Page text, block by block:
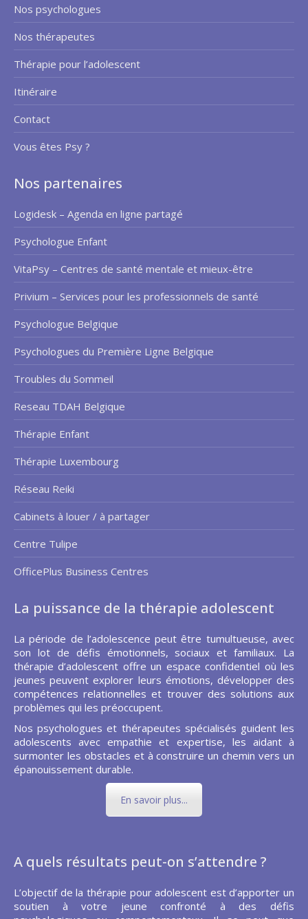
Nos psychologues
Nos thérapeutes
Thérapie pour l’adolescent
Itinéraire
Contact
Vous êtes Psy ?
Nos partenaires
Logidesk – Agenda en ligne partagé
Psychologue Enfant
VitaPsy – Centres de santé mentale et mieux-être
Privium – Services pour les professionnels de santé
Psychologue Belgique
Psychologues du Première Ligne Belgique
Troubles du Sommeil
Reseau TDAH Belgique
Thérapie Enfant
Thérapie Luxembourg
Réseau Reiki
Cabinets à louer / à partager
Centre Tulipe
OfficePlus Business Centres
La puissance de la thérapie adolescent
La période de l’adolescence peut être tumultueuse, avec
son lot de défis émotionnels, sociaux et familiaux. La
thérapie d’adolescent offre un espace confidentiel où les
jeunes peuvent explorer leurs émotions, développer des
compétences relationnelles et trouver des solutions aux
problèmes qui les préoccupent.
Nos psychologues et thérapeutes spécialisés guident les
adolescents avec empathie et expertise, les aidant à
surmonter les obstacles et à construire un chemin vers un
épanouissement durable.
En savoir plus...
A quels résultats peut-on s’attendre ?
L’objectif de la thérapie pour adolescent est d’apporter un
soutien à votre jeune confronté à des défis